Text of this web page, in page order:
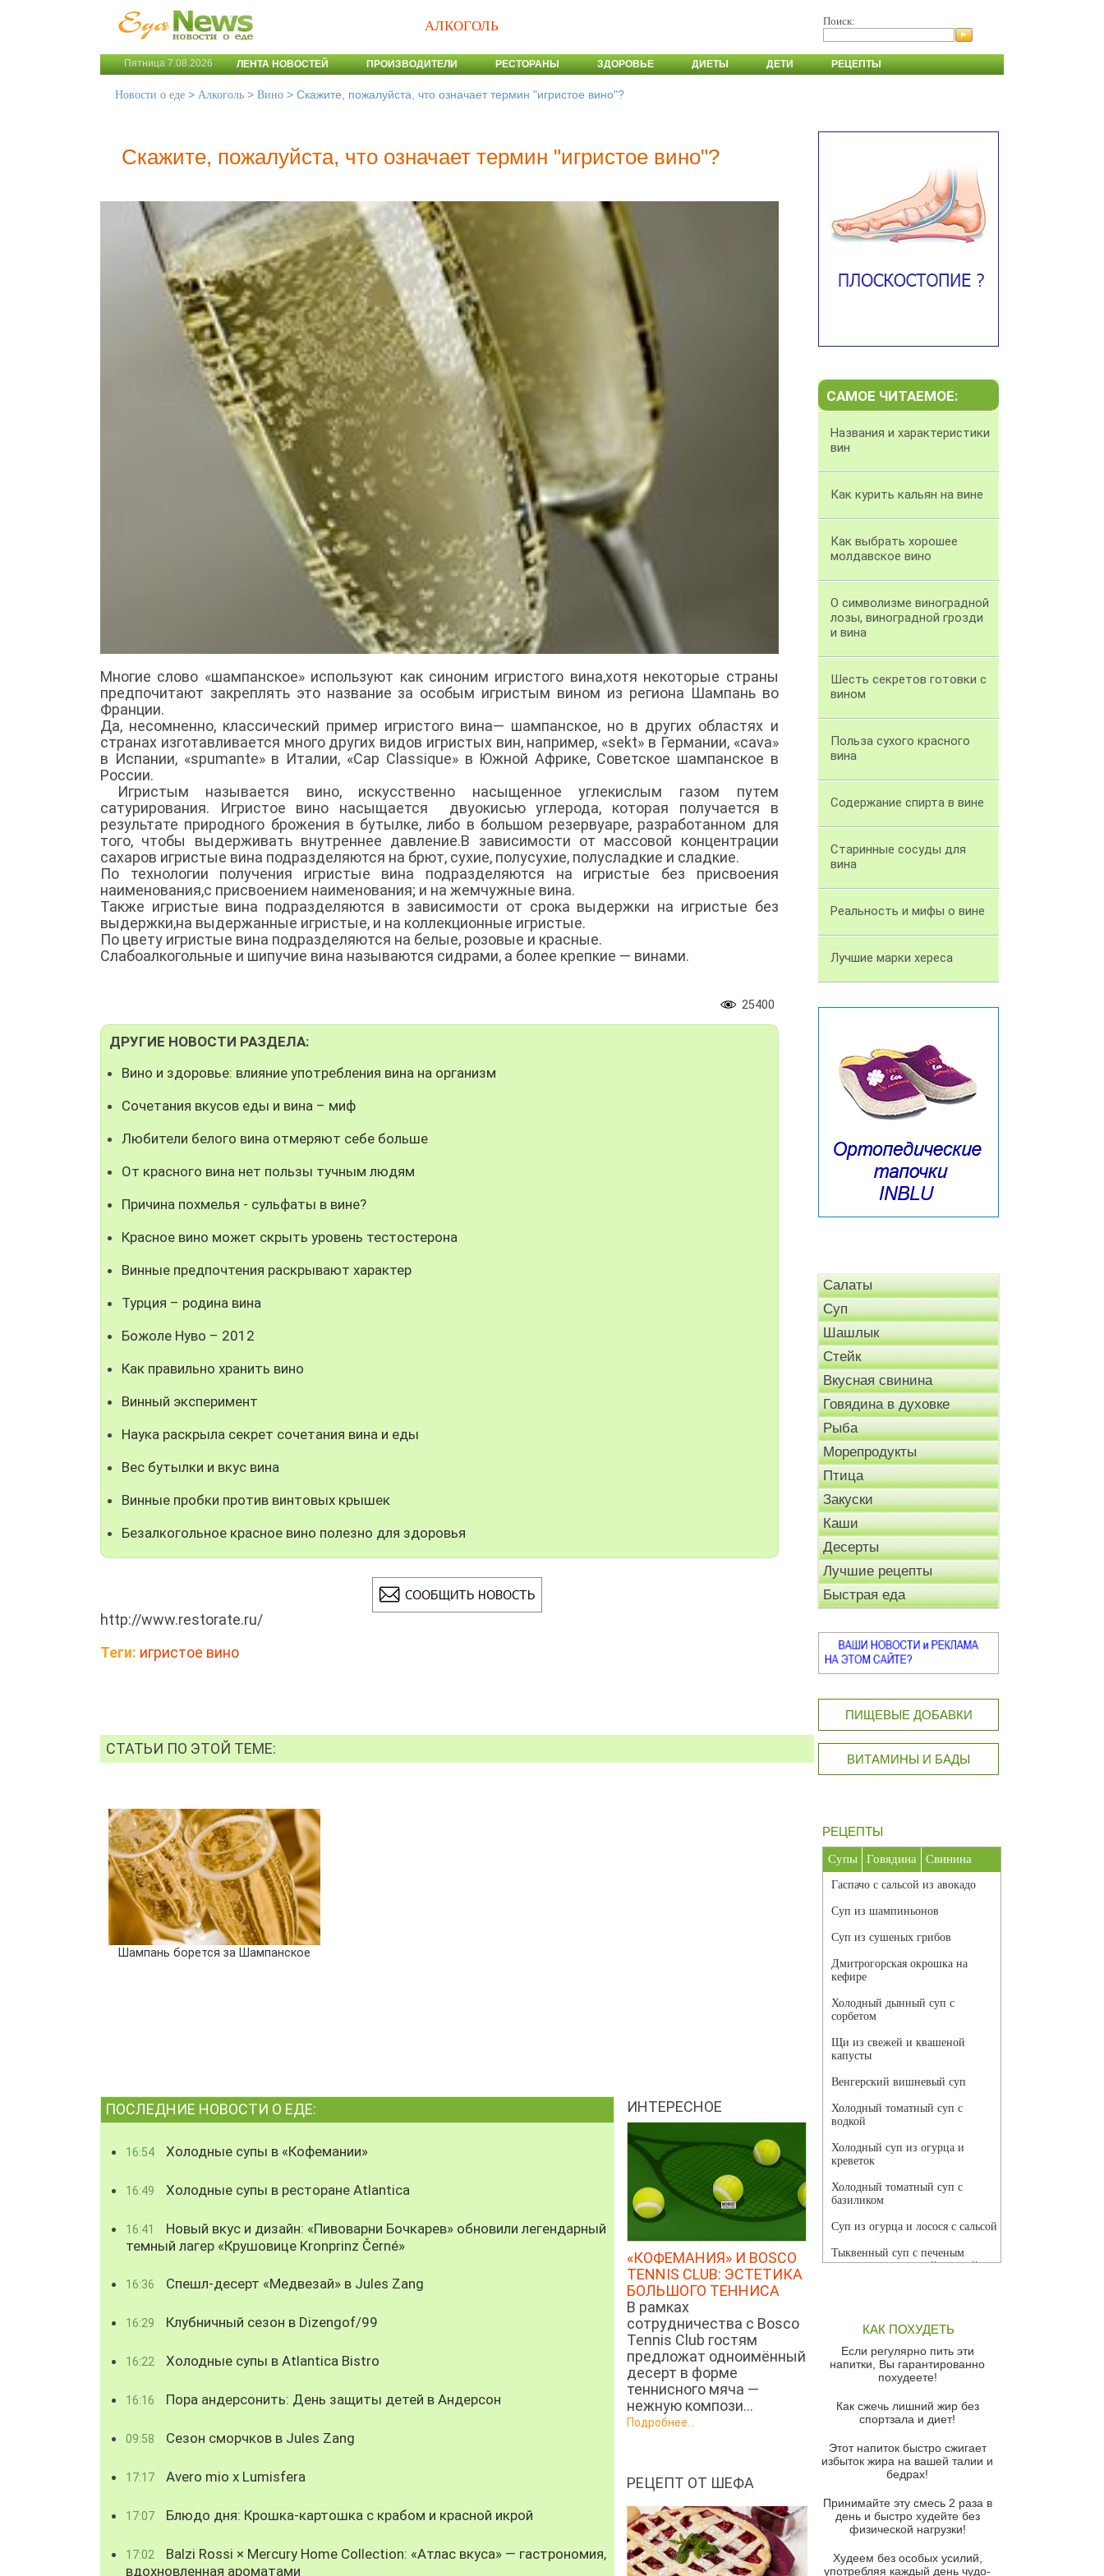
АЛКОГОЛЬ Поиск:
Пятница 7.08.2026 ЛЕНТА НОВОСТЕЙ ПРОИЗВОДИТЕЛИ РЕСТОРАНЫ ЗДОРОВЬЕ ДИЕТЫ ДЕТИ РЕЦЕПТЫ
Новости о еде > Алкоголь > Вино > Скажите, пожалуйста, что означает термин "игристое вино"?
Скажите, пожалуйста, что означает термин "игристое вино"?
Многие слово «шампанское» используют как синоним игристого вина,хотя некоторые страны
предпочитают закреплять это название за особым игристым вином из региона Шампань во
Франции.
Да, несомненно, классический пример игристого вина— шампанское, но в других областях и
странах изготавливается много других видов игристых вин, например, «sekt» в Германии, «cava»
в Испании, «spumante» в Италии, «Cap Classique» в Южной Африке, Советское шампанское в
России.
Игристым называется вино, искусственно насыщенное углекислым газом путем
сатурирования. Игристое вино насыщается двуокисью углерода, которая получается в
результате природного брожения в бутылке, либо в большом резервуаре, разработанном для
того, чтобы выдерживать внутреннее давление.В зависимости от массовой концентрации
сахаров игристые вина подразделяются на брют, сухие, полусухие, полусладкие и сладкие.
По технологии получения игристые вина подразделяются на игристые без присвоения
наименования,с присвоением наименования; и на жемчужные вина.
Также игристые вина подразделяются в зависимости от срока выдержки на игристые без
выдержки,на выдержанные игристые, и на коллекционные игристые.
По цвету игристые вина подразделяются на белые, розовые и красные.
Слабоалкогольные и шипучие вина называются сидрами, а более крепкие — винами.
25400
ДРУГИЕ НОВОСТИ РАЗДЕЛА:
Вино и здоровье: влияние употребления вина на организм
Сочетания вкусов еды и вина – миф
Любители белого вина отмеряют себе больше
От красного вина нет пользы тучным людям
Причина похмелья - сульфаты в вине?
Красное вино может скрыть уровень тестостерона
Винные предпочтения раскрывают характер
Турция – родина вина
Божоле Нуво – 2012
Как правильно хранить вино
Винный эксперимент
Наука раскрыла секрет сочетания вина и еды
Вес бутылки и вкус вина
Винные пробки против винтовых крышек
Безалкогольное красное вино полезно для здоровья
http://www.restorate.ru/
Теги: игристое вино
СТАТЬИ ПО ЭТОЙ ТЕМЕ:
Шампань борется за Шампанское
ПОСЛЕДНИЕ НОВОСТИ О ЕДЕ:
16:54 Холодные супы в «Кофемании»
16:49 Холодные супы в ресторане Atlantica
16:41
Новый вкус и дизайн: «Пивоварни Бочкарев» обновили легендарный
темный лагер «Крушовице Kronprinz Černé»
16:36 Спешл-десерт «Медвезай» в Jules Zang
16:29 Клубничный сезон в Dizengof/99
16:22 Холодные супы в Atlantica Bistro
16:16 Пора андерсонить: День защиты детей в Андерсон
09:58 Сезон сморчков в Jules Zang
17:17 Avero mio x Lumisfera
17:07 Блюдо дня: Крошка-картошка с крабом и красной икрой
17:02
Balzi Rossi × Mercury Home Collection: «Атлас вкуса» — гастрономия,
вдохновленная ароматами
ИНТЕРЕСНОЕ
«КОФЕМАНИЯ» И BOSCO
TENNIS CLUB: ЭСТЕТИКА
БОЛЬШОГО ТЕННИСА
В рамках
сотрудничества с Bosco
Tennis Club гостям
предложат одноимённый
десерт в форме
теннисного мяча —
нежную компози...
Подробнее...
РЕЦЕПТ ОТ ШЕФА
САМОЕ ЧИТАЕМОЕ:
Названия и характеристики
вин
Как курить кальян на вине
Как выбрать хорошее
молдавское вино
О символизме виноградной
лозы, виноградной грозди
и вина
Шесть секретов готовки с
вином
Польза сухого красного
вина
Содержание спирта в вине
Старинные сосуды для
вина
Реальность и мифы о вине
Лучшие марки хереса
Салаты
Суп
Шашлык
Стейк
Вкусная свинина
Говядина в духовке
Рыба
Морепродукты
Птица
Закуски
Каши
Десерты
Лучшие рецепты
Быстрая еда
ПИЩЕВЫЕ ДОБАВКИ
ВИТАМИНЫ И БАДЫ
РЕЦЕПТЫ
Супы Говядина Свинина
Гаспачо с сальсой из авокадо
Суп из шампиньонов
Суп из сушеных грибов
Дмитрогорская окрошка на
кефире
Холодный дынный суп с
сорбетом
Щи из свежей и квашеной
капусты
Венгерский вишневый суп
Холодный томатный суп с
водкой
Холодный суп из огурца и
креветок
Холодный томатный суп с
базиликом
Суп из огурца и лосося с сальсой
Тыквенный суп с печеным
чесноком и томатной сальсой
красного перца
Парижский луковый суп
Суп из спаржи и горошка с
Суп-крем из цветной капусты
Французский луковый суп
Суп из баклажанов с моцареллой
Грибной крем-суп с кростини с
козьим сыром
Суп мисо с зеленым луком и
тофу
КАК ПОХУДЕТЬ
Если регулярно пить эти
напитки, Вы гарантированно
похудеете!
Как сжечь лишний жир без
спортзала и диет!
Этот напиток быстро сжигает
избыток жира на вашей талии и
бедрах!
Принимайте эту смесь 2 раза в
день и быстро худейте без
физической нагрузки!
Худеем без особых усилий,
употребляя каждый день чудо-